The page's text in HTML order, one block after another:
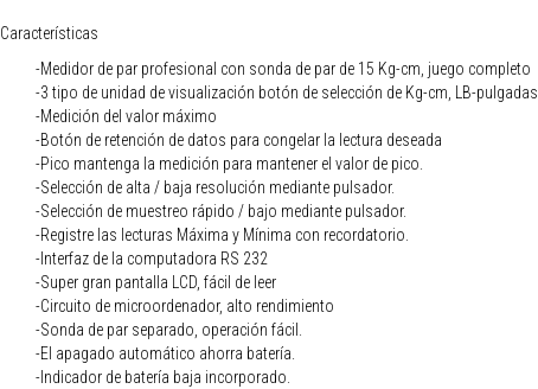
Características
-Medidor de par profesional con sonda de par de 15 Kg-cm, juego completo
-3 tipo de unidad de visualización botón de selección de Kg-cm, LB-pulgadas
-Medición del valor máximo
-Botón de retención de datos para congelar la lectura deseada
-Pico mantenga la medición para mantener el valor de pico.
-Selección de alta / baja resolución mediante pulsador.
-Selección de muestreo rápido / bajo mediante pulsador.
-Registre las lecturas Máxima y Mínima con recordatorio.
-Interfaz de la computadora RS 232
-Super gran pantalla LCD, fácil de leer
-Circuito de microordenador, alto rendimiento
-Sonda de par separado, operación fácil.
-El apagado automático ahorra batería.
-Indicador de batería baja incorporado.